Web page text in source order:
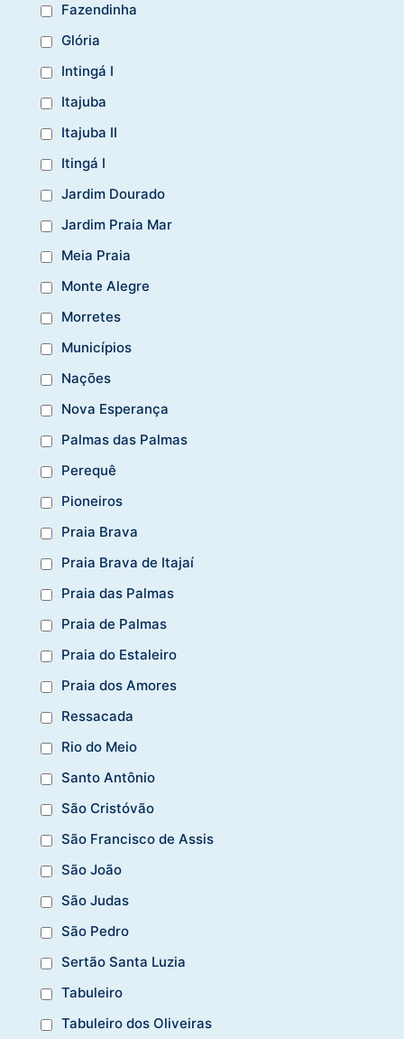
Fazendinha
Glória
Intingá I
Itajuba
Itajuba II
Itingá I
Jardim Dourado
Jardim Praia Mar
Meia Praia
Monte Alegre
Morretes
Municípios
Nações
Nova Esperança
Palmas das Palmas
Perequê
Pioneiros
Praia Brava
Praia Brava de Itajaí
Praia das Palmas
Praia de Palmas
Praia do Estaleiro
Praia dos Amores
Ressacada
Rio do Meio
Santo Antônio
São Cristóvão
São Francisco de Assis
São João
São Judas
São Pedro
Sertão Santa Luzia
Tabuleiro
Tabuleiro dos Oliveiras